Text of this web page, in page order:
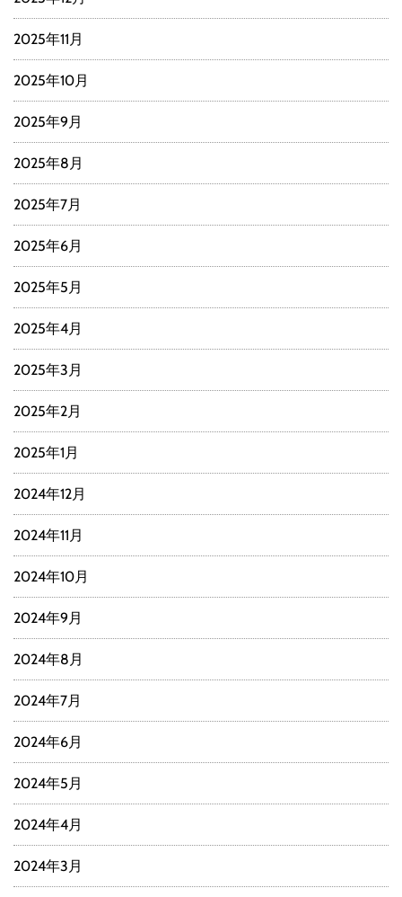
2025年11月
2025年10月
2025年9月
2025年8月
2025年7月
2025年6月
2025年5月
2025年4月
2025年3月
2025年2月
2025年1月
2024年12月
2024年11月
2024年10月
2024年9月
2024年8月
2024年7月
2024年6月
2024年5月
2024年4月
2024年3月